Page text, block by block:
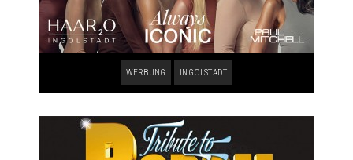
WERBUNG INGOLSTADT